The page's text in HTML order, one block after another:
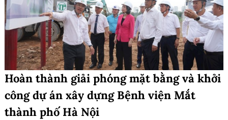
Hoàn thành giải phóng mặt bằng và khởi
công dự án xây dựng Bệnh viện Mắt
thành phố Hà Nội